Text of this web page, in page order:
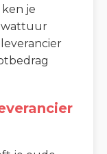
je